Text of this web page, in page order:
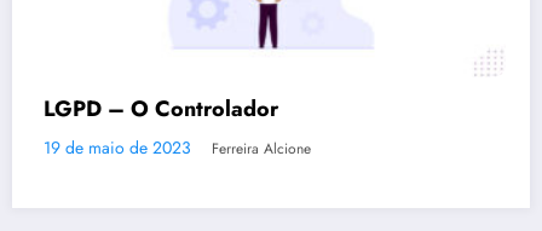
LGPD – O Controlador
19 de maio de 2023 Ferreira Alcione